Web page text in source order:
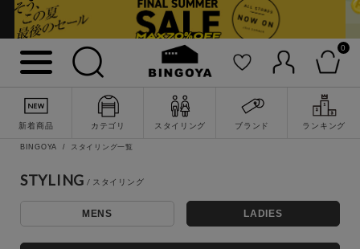
0
新着商品 カテゴリ スタイリング ブランド ランキング
詳細検索
キーワード
BINGOYA スタイリング一覧
STYLING
MENS LADIES